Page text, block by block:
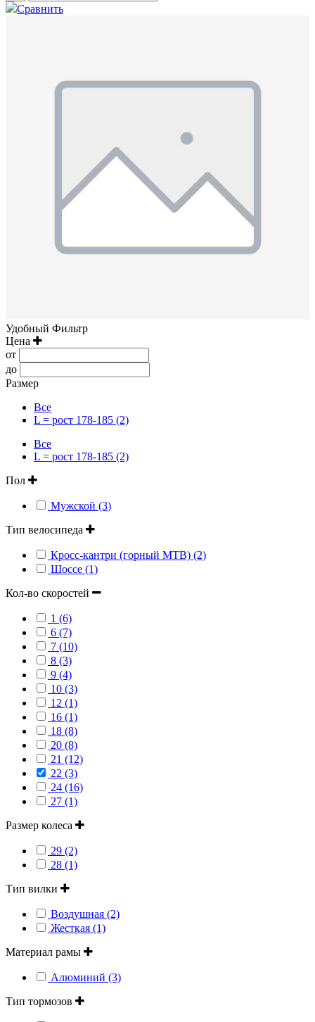
Сравнить
Удобный Фильтр
Цена
от
до
Размер
Все
L = рост 178-185 (2)
Все
L = рост 178-185 (2)
Пол
Мужской (3)
Тип велосипеда
Кросс-кантри (горный MTB) (2)
Шоссе (1)
Кол-во скоростей
1 (6)
6 (7)
7 (10)
8 (3)
9 (4)
10 (3)
12 (1)
16 (1)
18 (8)
20 (8)
21 (12)
22 (3)
24 (16)
27 (1)
Размер колеса
29 (2)
28 (1)
Тип вилки
Воздушная (2)
Жесткая (1)
Материал рамы
Алюминий (3)
Тип тормозов